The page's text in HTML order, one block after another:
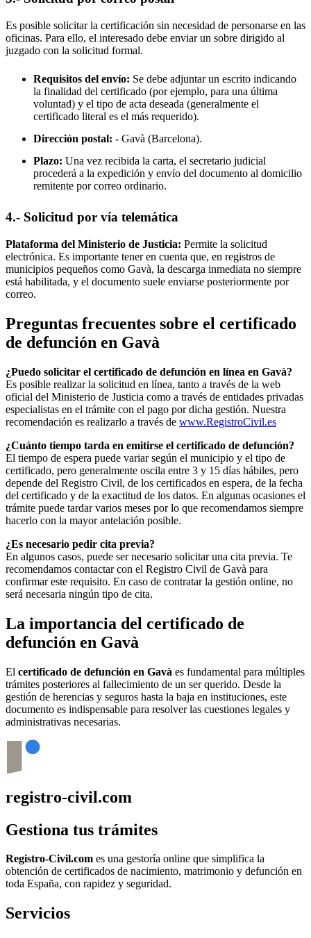
Es posible solicitar la certificación sin necesidad de personarse en las
oficinas. Para ello, el interesado debe enviar un sobre dirigido al
juzgado con la solicitud formal.
Requisitos del envío: Se debe adjuntar un escrito indicando
la finalidad del certificado (por ejemplo, para una última
voluntad) y el tipo de acta deseada (generalmente el
certificado literal es el más requerido).
Dirección postal: - Gavà (Barcelona).
Plazo: Una vez recibida la carta, el secretario judicial
procederá a la expedición y envío del documento al domicilio
remitente por correo ordinario.
4.- Solicitud por vía telemática
Plataforma del Ministerio de Justicia: Permite la solicitud
electrónica. Es importante tener en cuenta que, en registros de
municipios pequeños como Gavà, la descarga inmediata no siempre
está habilitada, y el documento suele enviarse posteriormente por
correo.
Preguntas frecuentes sobre el certificado
de defunción en Gavà
¿Puedo solicitar el certificado de defunción en línea en Gavà?
Es posible realizar la solicitud en línea, tanto a través de la web
oficial del Ministerio de Justicia como a través de entidades privadas
especialistas en el trámite con el pago por dicha gestión. Nuestra
recomendación es realizarlo a través de www.RegistroCivil.es
¿Cuánto tiempo tarda en emitirse el certificado de defunción?
El tiempo de espera puede variar según el municipio y el tipo de
certificado, pero generalmente oscila entre 3 y 15 días hábiles, pero
depende del Registro Civil, de los certificados en espera, de la fecha
del certificado y de la exactitud de los datos. En algunas ocasiones el
trámite puede tardar varios meses por lo que recomendamos siempre
hacerlo con la mayor antelación posible.
¿Es necesario pedir cita previa?
En algunos casos, puede ser necesario solicitar una cita previa. Te
recomendamos contactar con el Registro Civil de Gavà para
confirmar este requisito. En caso de contratar la gestión online, no
será necesaria ningún tipo de cita.
La importancia del certificado de
defunción en Gavà
El certificado de defunción en Gavà es fundamental para múltiples
trámites posteriores al fallecimiento de un ser querido. Desde la
gestión de herencias y seguros hasta la baja en instituciones, este
documento es indispensable para resolver las cuestiones legales y
administrativas necesarias.
registro-civil.com
Gestiona tus trámites
Registro-Civil.com es una gestoría online que simplifica la
obtención de certificados de nacimiento, matrimonio y defunción en
toda España, con rapidez y seguridad.
Servicios